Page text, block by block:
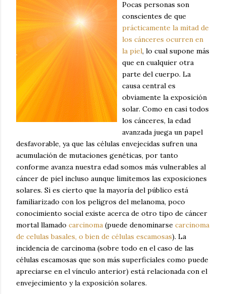
Pocas personas son
conscientes de que
prácticamente la mitad de
los cánceres ocurren en
la piel, lo cual supone más
que en cualquier otra
parte del cuerpo. La
causa central es
obviamente la exposición
solar. Como en casi todos
los cánceres, la edad
avanzada juega un papel
desfavorable, ya que las células envejecidas sufren una
acumulación de mutaciones genéticas, por tanto
conforme avanza nuestra edad somos más vulnerables al
cáncer de piel incluso aunque limitemos las exposiciones
solares. Si es cierto que la mayoría del público está
familiarizado con los peligros del melanoma, poco
conocimiento social existe acerca de otro tipo de cáncer
mortal llamado carcinoma (puede denominarse carcinoma
de celulas basales, o bien de células escamosas). La
incidencia de carcinoma (sobre todo en el caso de las
células escamosas que son más superficiales como puede
apreciarse en el vínculo anterior) está relacionada con el
envejecimiento y la exposición solares.